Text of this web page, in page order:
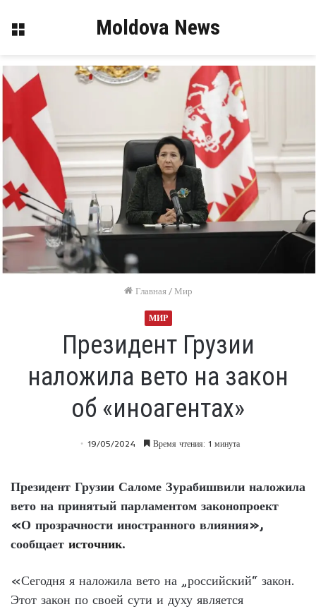
Меню Moldova News
Главная / Мир
МИР
Президент Грузии
наложила вето на закон
об «иноагентах»
19/05/2024 Время чтения: 1 минута
Президент Грузии Саломе Зурабишвили наложила
вето на принятый парламентом законопроект
«О прозрачности иностранного влияния»,
сообщает источник.
«Сегодня я наложила вето на „российский“ закон.
Этот закон по своей сути и духу является